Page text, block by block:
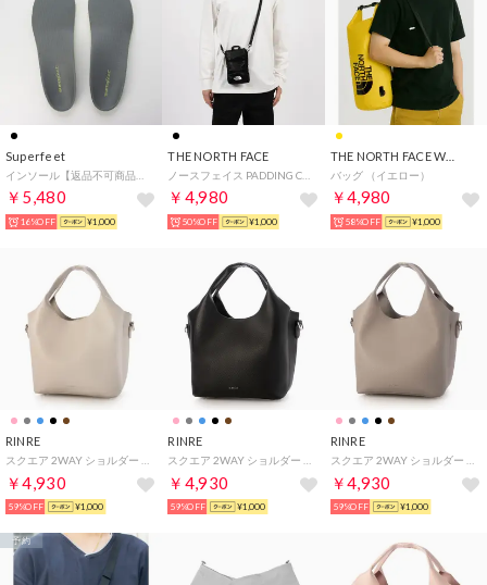
Superfeet
￥5,480
16%OFF ¥1,000
THE NORTH FACE
￥4,980
50%OFF ¥1,000
バッグ （イエロー）
￥4,980
58%OFF ¥1,000
RINRE
スクエア 2WAY ショルダー バッグ （グレー）
￥4,930
59%OFF ¥1,000
RINRE
スクエア 2WAY ショルダー バッグ （ブラック）
￥4,930
59%OFF ¥1,000
RINRE
スクエア 2WAY ショルダー バッグ （グレー）
￥4,930
59%OFF ¥1,000
予約